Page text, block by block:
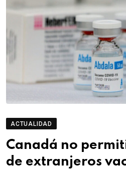
ACTUALIDAD
Canadá no
de extranjeros